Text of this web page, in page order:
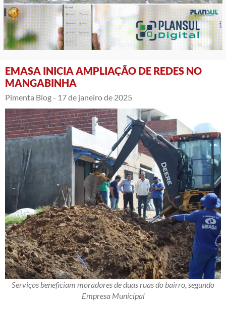
EMASA INICIA AMPLIAÇÃO DE REDES NO
MANGABINHA
Pimenta Blog - 17 de janeiro de 2025
Serviços beneficiam moradores de duas ruas do bairro, segundo
Empresa Municipal